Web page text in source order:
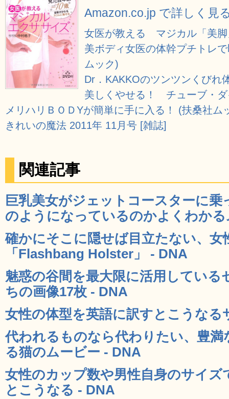
Amazon.co.jp で詳しく見
女医が教える マジカル「美脚
美ボディ女医の体幹プチトレ
ムック)
Dr．KAKKOのツンツンくびれ
美しくやせる！ チューブ・
メリハリＢＯＤYが簡単に手に入る！ (扶桑社ム
きれいの魔法 2011年 11月号 [雑誌]
関連記事
巨乳美女がジェットコースターに
のようになっているのかよくわか
確かにそこに隠せば目立たない、女
「Flashbang Holster」 - DNA
魅惑の谷間を最大限に活用してい
ちの画像17枚 - DNA
女性の体型を英語に訳すとこうなる
代われるものなら代わりたい、豊
る猫のムービー - DNA
女性のカップ数や男性自身のサイズ
とこうなる - DNA